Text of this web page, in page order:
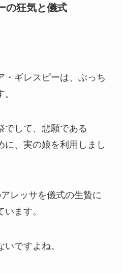
の狂気と儀式
・ギレスピーは、ぶっち
でして、悲願である
に、実の娘を利用しまし
レッサを儀式の生贄に
ます。
ですよね。